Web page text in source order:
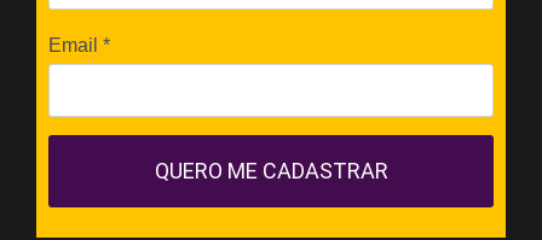
Email *
QUERO ME CADASTRAR